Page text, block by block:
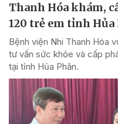
Thanh Hóa khám,
120 trẻ em tỉnh Hủa
Bệnh viện Nhi Thanh Hóa
tư vấn sức khỏe và cấp
tại tỉnh Hủa Phăn.